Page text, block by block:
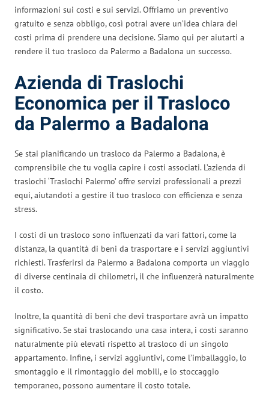
informazioni sui costi e sui servizi. Offriamo un preventivo
gratuito e senza obbligo, così potrai avere un’idea chiara dei
costi prima di prendere una decisione. Siamo qui per aiutarti a
rendere il tuo trasloco da Palermo a Badalona un successo.
Azienda di Traslochi
Economica per il Trasloco
da Palermo a Badalona
Se stai pianificando un trasloco da Palermo a Badalona, è
comprensibile che tu voglia capire i costi associati. L’azienda di
traslochi ‘Traslochi Palermo’ offre servizi professionali a prezzi
equi, aiutandoti a gestire il tuo trasloco con efficienza e senza
stress.
I costi di un trasloco sono influenzati da vari fattori, come la
distanza, la quantità di beni da trasportare e i servizi aggiuntivi
richiesti. Trasferirsi da Palermo a Badalona comporta un viaggio
di diverse centinaia di chilometri, il che influenzerà naturalmente
il costo.
Inoltre, la quantità di beni che devi trasportare avrà un impatto
significativo. Se stai traslocando una casa intera, i costi saranno
naturalmente più elevati rispetto al trasloco di un singolo
appartamento. Infine, i servizi aggiuntivi, come l’imballaggio, lo
smontaggio e il rimontaggio dei mobili, e lo stoccaggio
temporaneo, possono aumentare il costo totale.